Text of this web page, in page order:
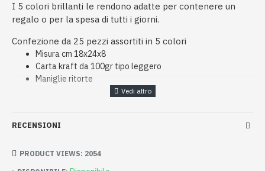
I 5 colori brillanti le rendono adatte per contenere un
regalo o per la spesa di tutti i giorni.
Confezione da 25 pezzi assortiti in 5 colori
Misura cm 18x24x8
Carta kraft da 100gr tipo leggero
Maniglie ritorte
RECENSIONI
PRODUCT VIEWS: 2054